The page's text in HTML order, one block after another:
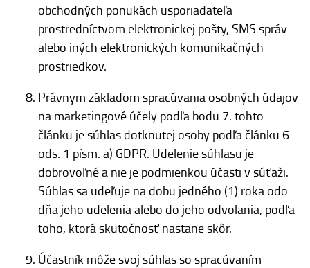
obchodných ponukách usporiadateľa
prostredníctvom elektronickej pošty, SMS správ
alebo iných elektronických komunikačných
prostriedkov.
Právnym základom spracúvania osobných údajov
na marketingové účely podľa bodu 7. tohto
článku je súhlas dotknutej osoby podľa článku 6
ods. 1 písm. a) GDPR. Udelenie súhlasu je
dobrovoľné a nie je podmienkou účasti v súťaži.
Súhlas sa udeľuje na dobu jedného (1) roka odo
dňa jeho udelenia alebo do jeho odvolania, podľa
toho, ktorá skutočnosť nastane skôr.
Účastník môže svoj súhlas so spracúvaním